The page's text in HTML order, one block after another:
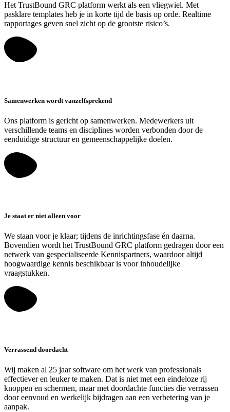
Het TrustBound GRC platform werkt als een vliegwiel. Met
pasklare templates heb je in korte tijd de basis op orde. Realtime
rapportages geven snel zicht op de grootste risico’s.
Samenwerken wordt vanzelfsprekend
Ons platform is gericht op samenwerken. Medewerkers uit
verschillende teams en disciplines worden verbonden door de
eenduidige structuur en gemeenschappelijke doelen.
Je staat er niet alleen voor
We staan voor je klaar; tijdens de inrichtingsfase én daarna.
Bovendien wordt het TrustBound GRC platform gedragen door een
netwerk van gespecialiseerde Kennispartners, waardoor altijd
hoogwaardige kennis beschikbaar is voor inhoudelijke
vraagstukken.
Verrassend doordacht
Wij maken al 25 jaar software om het werk van professionals
effectiever en leuker te maken. Dat is niet met een eindeloze rij
knoppen en schermen, maar met doordachte functies die verrassen
door eenvoud en werkelijk bijdragen aan een verbetering van je
aanpak.